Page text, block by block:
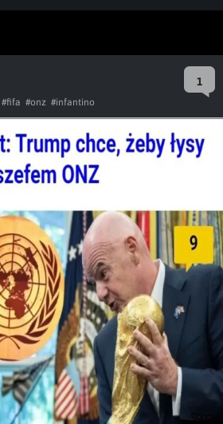
1
#fifa #onz #infantino